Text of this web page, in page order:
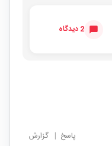
2 دیدگاه
پاسخ | گزارش